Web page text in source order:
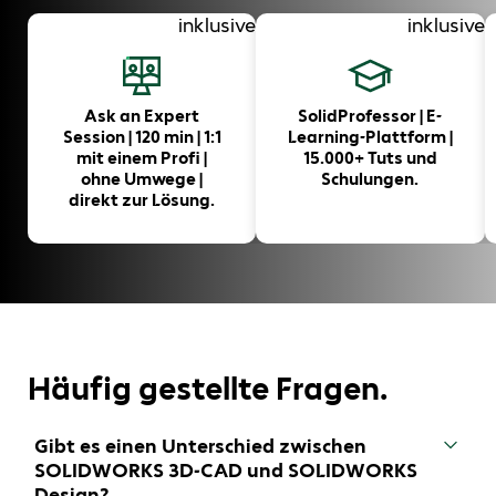
Ask an Expert
Session | 120 min | 1:1
mit einem Profi |
ohne Umwege |
direkt zur Lösung.
inklusive
SolidProfessor | E-
Learning-Plattform |
15.000+ Tuts und
Schulungen.
inklusive
Häufig gestellte Fragen.
Gibt es einen Unterschied zwischen
SOLIDWORKS 3D-CAD und SOLIDWORKS